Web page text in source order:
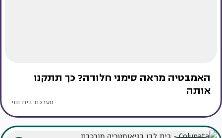
האמבטיה מראה סימני חלודה? כך תתקנו
אותה
מערכת בית ונוי